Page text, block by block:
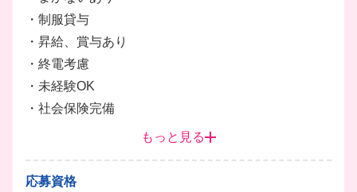
・制服貸与
・昇給、賞与あり
・終電考慮
・未経験OK
・社会保険完備
もっと見る
応募資格